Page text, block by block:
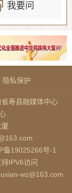
我要问
隐私保护
寿县融媒体中心
备19025266号-1
IPV6访问
wz@163.com